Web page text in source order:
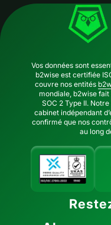
Vos données sont
b2wise est certifiée
couvre nos entités
mondiale, b2wise fait
SOC 2 Type II.
cabinet indépendant
confirmé que nos
au long